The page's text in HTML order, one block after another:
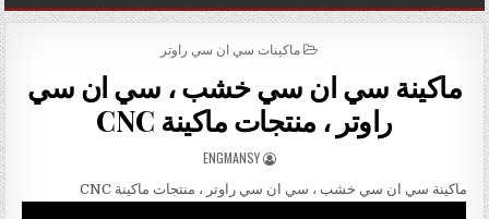
POSTED IN
ماكينات سي ان سي راوتر
ماكينة سي ان سي خشب ، سي ان سي
راوتر ، منتجات ماكينة CNC
AUTHOR:
ENGMANSY
ماكينة سي ان سي خشب ، سي ان سي راوتر ، منتجات ماكينة CNC